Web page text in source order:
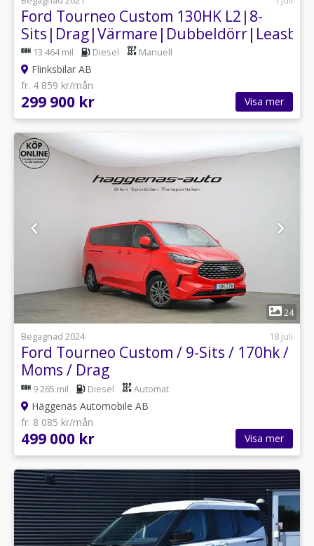
Ford Tourneo Custom 130HK L2|8-
Sits|Drag|Värmare|Dubbeldörr|Leasbar
13 464 mil Diesel Manuell
Flinksbilar AB
fr. 4 859 kr/mån
299 900 kr Visa mer
1
24
Begagnad 2024
18 juli
Ford Tourneo Custom / 9-Sits / 170hk /
Moms / Drag
9 265 mil Diesel Automat
Häggenäs Automobile AB
fr. 8 085 kr/mån
499 000 kr Visa mer